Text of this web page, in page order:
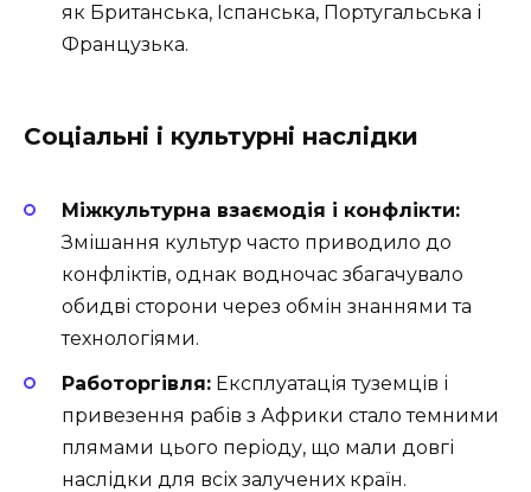
як Британська, Іспанська, Португальська і
Французька.
Соціальні і культурні наслідки
Міжкультурна взаємодія і конфлікти:
Змішання культур часто приводило до
конфліктів, однак водночас збагачувало
обидві сторони через обмін знаннями та
технологіями.
Работоргівля: Експлуатація туземців і
привезення рабів з Африки стало темними
плямами цього періоду, що мали довгі
наслідки для всіх залучених країн.